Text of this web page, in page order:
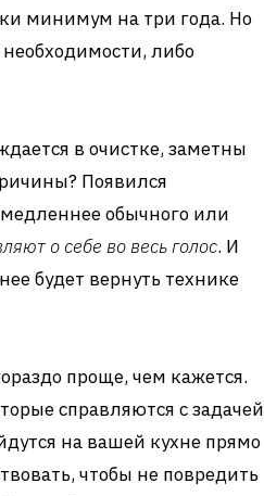
минимум на три года. Но
либо
в очистке, заметны
Появился
обычного или
о себе во весь голос. И
будет вернуть технике
проще, чем кажется.
справляются с задачей
на вашей кухне прямо
чтобы не повредить